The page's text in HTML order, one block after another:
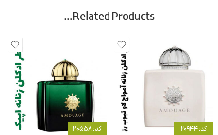
Related Products…
کد: 20944 کد: 20558